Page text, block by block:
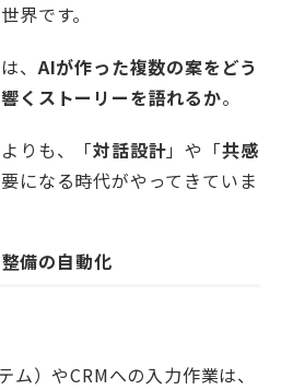
界です。
、AIが作った複数の案をどう
くストーリーを語れるか。
りも、「対話設計」や「共感
になる時代がやってきていま
備の自動化
ム）やCRMへの入力作業は、